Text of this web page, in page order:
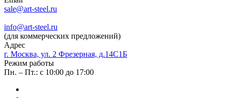
sale@art-steel.ru
info@art-steel.ru
(для коммерческих предложений)
Адрес
г. Москва, ул. 2 Фрезерная, д.14С1Б
Режим работы
Пн. – Пт.: с 10:00 до 17:00